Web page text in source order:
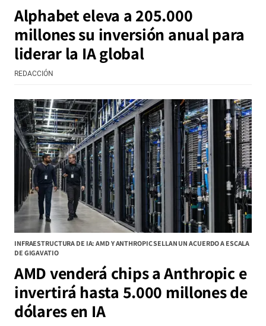
Alphabet eleva a 205.000
millones su inversión anual para
liderar la IA global
REDACCIÓN
INFRAESTRUCTURA DE IA: AMD Y ANTHROPIC SELLAN UN ACUERDO A ESCALA
DE GIGAVATIO
AMD venderá chips a Anthropic e
invertirá hasta 5.000 millones de
dólares en IA